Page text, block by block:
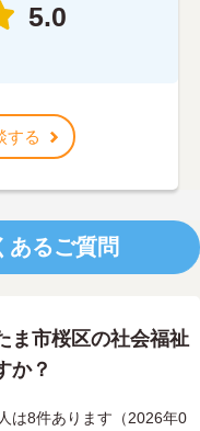
5.0
する
あるご質問
ま市桜区の社会福祉
か？
は8件あります（2026年0